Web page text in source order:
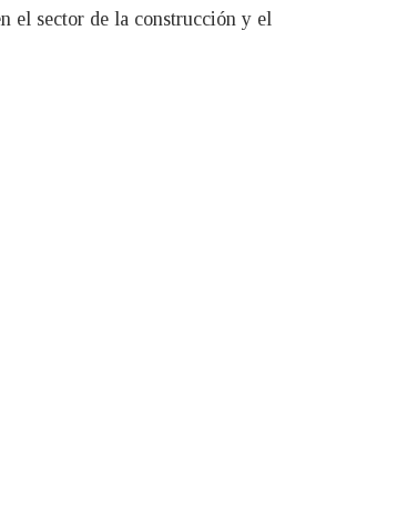
el sector de la construcción y el